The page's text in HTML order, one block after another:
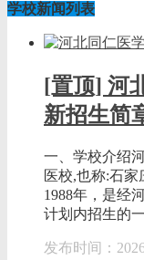
学校新闻列表
[置顶] 河
新招生简
一、学校介绍
医校,也称:石
1988年，是经
计划内招生的
发布时间：